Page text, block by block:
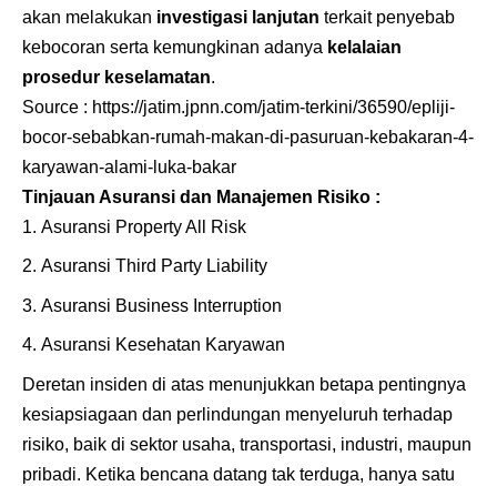
akan melakukan investigasi lanjutan terkait penyebab
kebocoran serta kemungkinan adanya kelalaian
prosedur keselamatan.
Source : https://jatim.jpnn.com/jatim-terkini/36590/epliji-
bocor-sebabkan-rumah-makan-di-pasuruan-kebakaran-4-
karyawan-alami-luka-bakar
Tinjauan Asuransi dan Manajemen Risiko :
Asuransi Property All Risk
Asuransi Third Party Liability
Asuransi Business Interruption
Asuransi Kesehatan Karyawan
Deretan insiden di atas menunjukkan betapa pentingnya
kesiapsiagaan dan perlindungan menyeluruh terhadap
risiko, baik di sektor usaha, transportasi, industri, maupun
pribadi. Ketika bencana datang tak terduga, hanya satu